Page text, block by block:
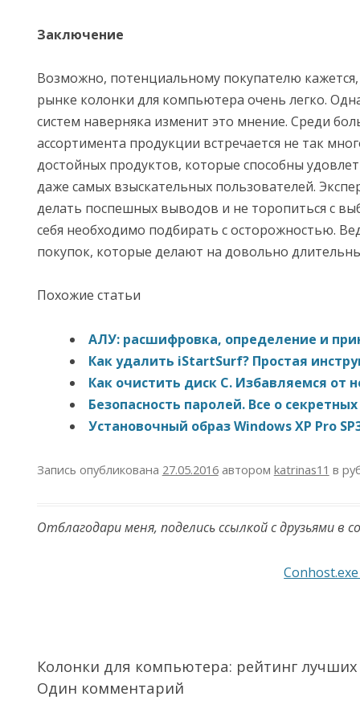
Заключение
Возможно, потенциальному покупателю
рынке колонки для компьютера очень легко.
систем наверняка изменит это мнение. Среди
ассортимента продукции встречается не так
достойных продуктов, которые способны
даже самых взыскательных пользователей.
делать поспешных выводов и не торопиться с
себя необходимо подбирать с осторожностью.
покупок, которые делают на довольно
Похожие статьи
АЛУ: расшифровка, определение и
Как удалить iStartSurf? Простая
Как очистить диск C. Избавляемся от
Безопасность паролей. Все о
Установочный образ Windows XP Pro
Запись опубликована 27.05.2016автором katrinas11 в
Отблагодари меня, поделись ссылкой с друзьями в
Колонки для компьютера: рейтинг лучших
Один комментарий